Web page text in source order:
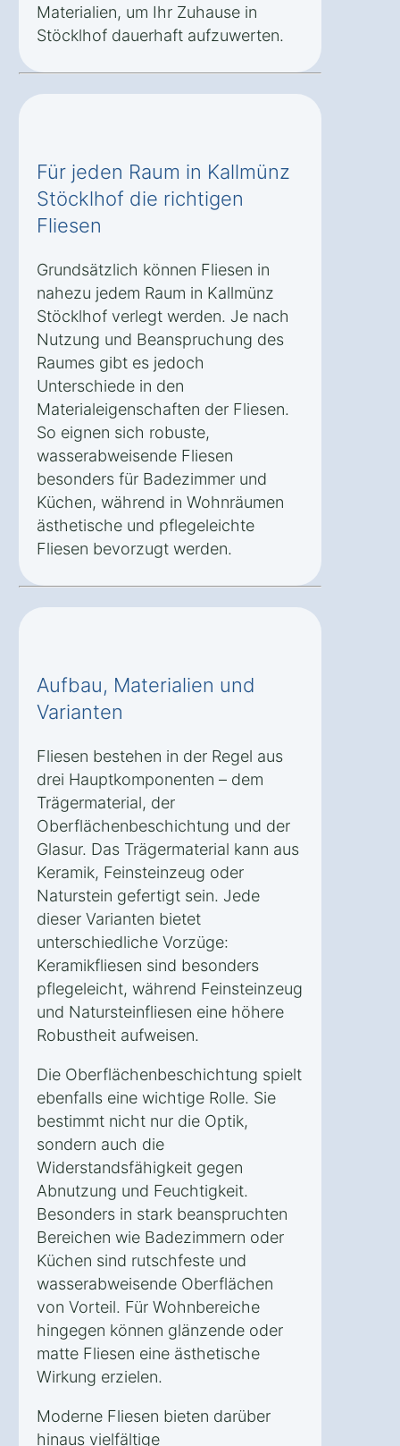
Materialien, um Ihr Zuhause in
Stöcklhof dauerhaft aufzuwerten.
Für jeden Raum in Kallmünz
Stöcklhof die richtigen
Fliesen
Grundsätzlich können Fliesen in
nahezu jedem Raum in Kallmünz
Stöcklhof verlegt werden. Je nach
Nutzung und Beanspruchung des
Raumes gibt es jedoch
Unterschiede in den
Materialeigenschaften der Fliesen.
So eignen sich robuste,
wasserabweisende Fliesen
besonders für Badezimmer und
Küchen, während in Wohnräumen
ästhetische und pflegeleichte
Fliesen bevorzugt werden.
Aufbau, Materialien und
Varianten
Fliesen bestehen in der Regel aus
drei Hauptkomponenten – dem
Trägermaterial, der
Oberflächenbeschichtung und der
Glasur. Das Trägermaterial kann aus
Keramik, Feinsteinzeug oder
Naturstein gefertigt sein. Jede
dieser Varianten bietet
unterschiedliche Vorzüge:
Keramikfliesen sind besonders
pflegeleicht, während Feinsteinzeug
und Natursteinfliesen eine höhere
Robustheit aufweisen.
Die Oberflächenbeschichtung spielt
ebenfalls eine wichtige Rolle. Sie
bestimmt nicht nur die Optik,
sondern auch die
Widerstandsfähigkeit gegen
Abnutzung und Feuchtigkeit.
Besonders in stark beanspruchten
Bereichen wie Badezimmern oder
Küchen sind rutschfeste und
wasserabweisende Oberflächen
von Vorteil. Für Wohnbereiche
hingegen können glänzende oder
matte Fliesen eine ästhetische
Wirkung erzielen.
Moderne Fliesen bieten darüber
hinaus vielfältige